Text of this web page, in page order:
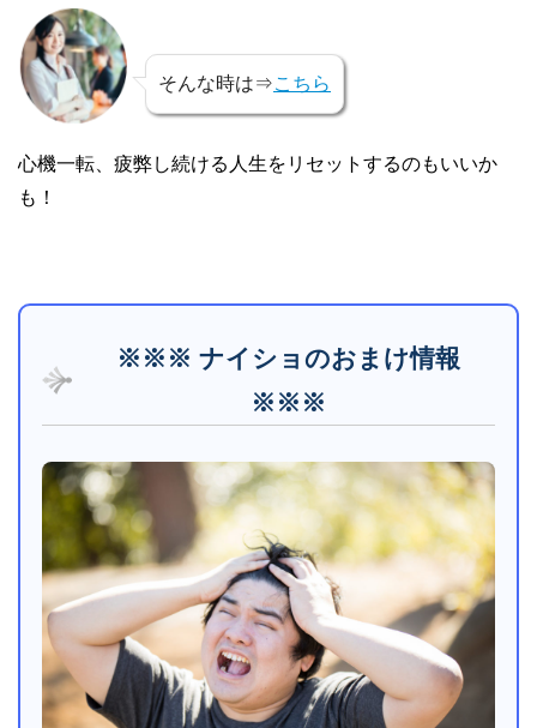
そんな時は⇒こちら
心機一転、疲弊し続ける人生をリセットするのもいいか
も！
※※※ ナイショのおまけ情報
※※※